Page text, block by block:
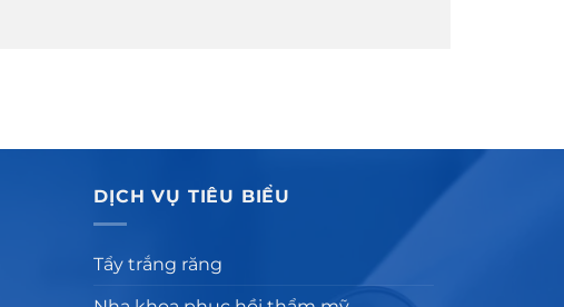
DỊCH VỤ TIÊU BIỂU
Tẩy trắng răng